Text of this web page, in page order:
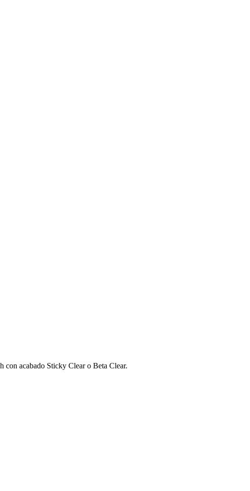
con acabado Sticky Clear o Beta Clear.